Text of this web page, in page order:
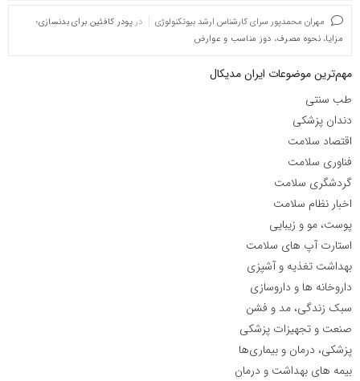
مهران محمدپور سرای کارشناس ارشد بیوتکنولوژی در پودر کافئین برای بدنسازی؛
مزایا، نحوه مصرف، دوز مناسب و عوارض
مهم‌ترین موضوعات ایران مدیکال
طب سنتی
دندان پزشکی
اقتصاد سلامت
فناوری سلامت
گردشگری سلامت
اخبار نظام سلامت
پوست، مو و زیبایی
استارت آپ های سلامت
بهداشت تغذیه و آشپزی
داروخانه ها و داروسازی
سبک زندگی، مد و فشن
صنعت و تجهیزات پزشکی
پزشکی، درمان و بیماری‌ها
بیمه های بهداشت و درمان